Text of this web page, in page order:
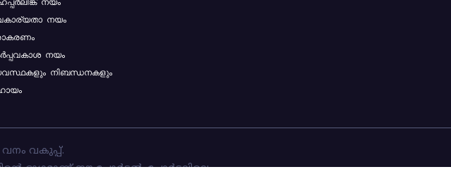
നയം
നയം
നിബന്ധനകളും
വനം വകുപ്പ്.
ഭാഗമാണ് ഈ പോർട്ടൽ. പോർട്ടലിലെ